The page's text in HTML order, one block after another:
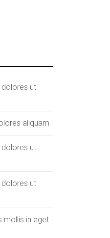
ut
aliquam
ut
ut
mollis in eget